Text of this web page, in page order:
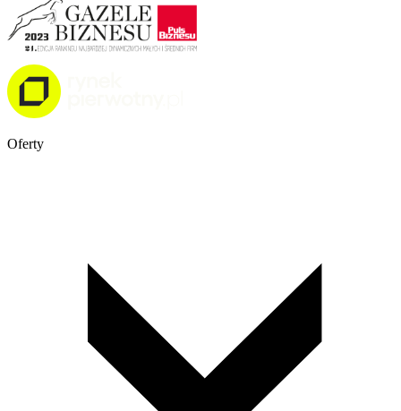
Oferty